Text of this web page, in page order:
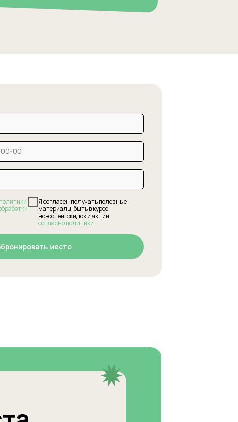
политики
Я согласен получать полезные
материалы, быть в курсе
новостей, скидок и акций
согласно политики
место